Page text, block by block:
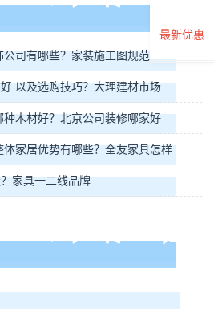
司有哪些？家装施工图规范
以及选购技巧？大理建材市场
木材好？北京公司装修哪家好
家居优势有哪些？全友家具怎样
家具一二线品牌
最新优惠